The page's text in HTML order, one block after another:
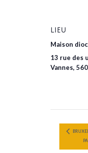
LIEU
Maison
13 rue des
Vannes,